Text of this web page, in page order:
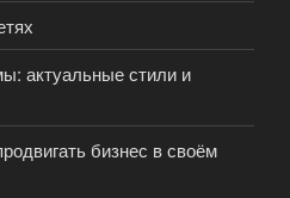
актуальные стили и
бизнес в своём